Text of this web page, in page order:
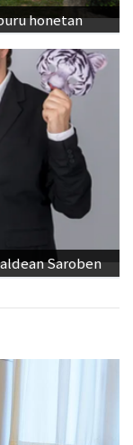
honetan
Saroben